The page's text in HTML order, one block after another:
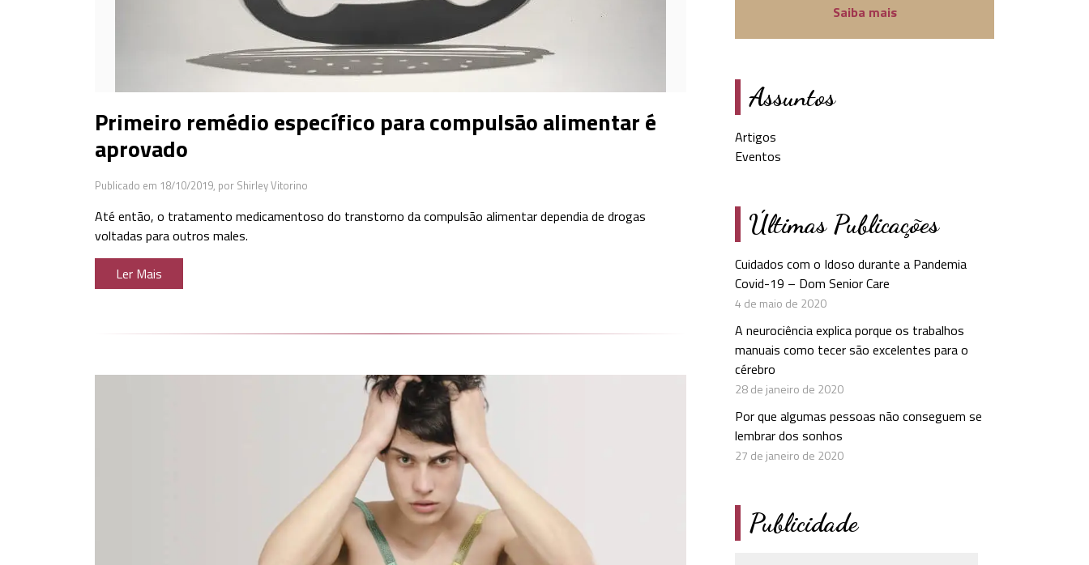
Primeiro remédio específico para compulsão alimentar é
aprovado
Publicado em 18/10/2019, por Shirley Vitorino
Até então, o tratamento medicamentoso do transtorno da compulsão alimentar dependia de drogas
voltadas para outros males.
Ler Mais
Saiba mais
Assuntos
Artigos
Eventos
Últimas Publicações
Cuidados com o Idoso durante a Pandemia
Covid-19 – Dom Senior Care
4 de maio de 2020
A neurociência explica porque os trabalhos
manuais como tecer são excelentes para o
cérebro
28 de janeiro de 2020
Por que algumas pessoas não conseguem se
lembrar dos sonhos
27 de janeiro de 2020
Publicidade